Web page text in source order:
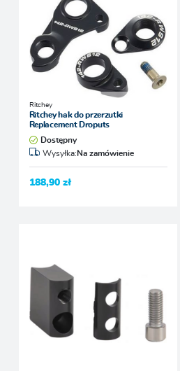
Ritchey
Ritchey hak do przerzutki
Replacement Droputs
Dostępny
Wysyłka:Na zamówienie
188,90 zł